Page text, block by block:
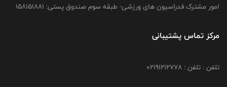
امور مشترک فدراسیون های ورزشی- طبقه سوم صندوق پستی: 158151881
مرکز تماس پشتیبانی
تلفن : تلفن : 02191212778